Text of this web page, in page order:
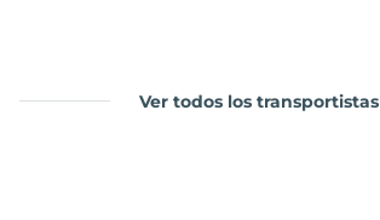
Ver todos los transportistas